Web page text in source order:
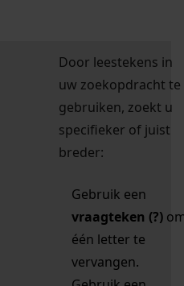
Door leestekens in
uw zoekopdracht te
gebruiken, zoekt u
specifieker of juist
breder:
Gebruik een
vraagteken (?)
één letter te
vervangen.